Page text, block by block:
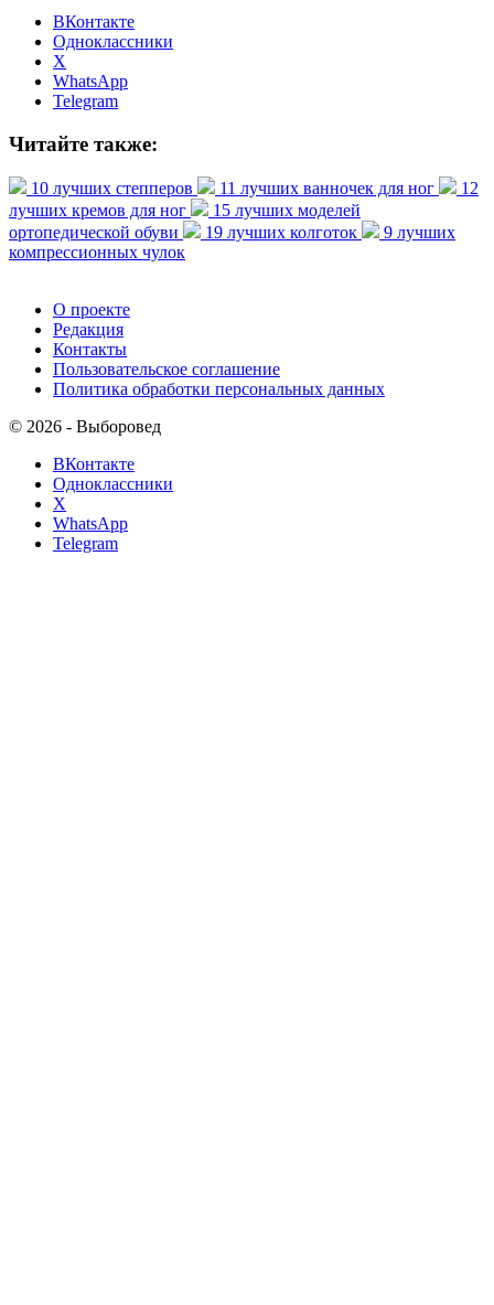
ВКонтакте
Одноклассники
X
WhatsApp
Telegram
Читайте также:
10 лучших степперов 11 лучших ванночек для ног
12
лучших кремов для ног
15 лучших моделей
ортопедической обуви
19 лучших колготок
9 лучших
компрессионных чулок
О проекте
Редакция
Контакты
Пользовательское соглашение
Политика обработки персональных данных
© 2026 - Выборовед
ВКонтакте
Одноклассники
X
WhatsApp
Telegram